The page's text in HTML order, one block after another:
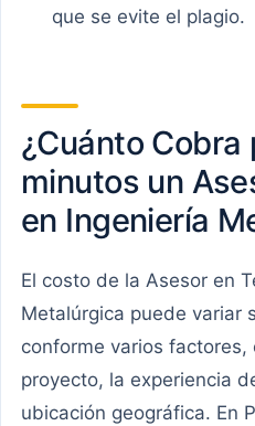
que se evite el plagio.
¿Cuánto Cobra
minutos un
en Ingeniería
El costo de la Asesor en
Metalúrgica puede variar
conforme varios
proyecto, la experiencia
ubicación geográfica. En